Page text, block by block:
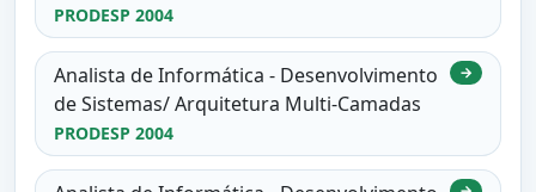
PRODESP 2004
Analista de Informática - Desenvolvimento
de Sistemas/ Arquitetura Multi-Camadas
PRODESP 2004
→